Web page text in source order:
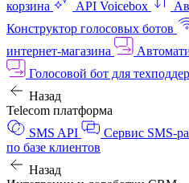
корзина
API Voicebox
Конструктор голосовых ботов
интернет‑магазина
Голосовой бот для
Назад
Telecom платформа
SMS API
Сервис SMS-
по базе клиентов
Назад